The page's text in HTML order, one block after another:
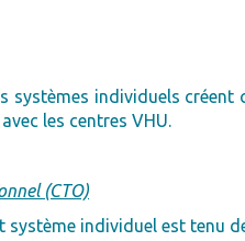
systèmes individuels créent
les centres VHU.
(CTO)
individuel est tenu